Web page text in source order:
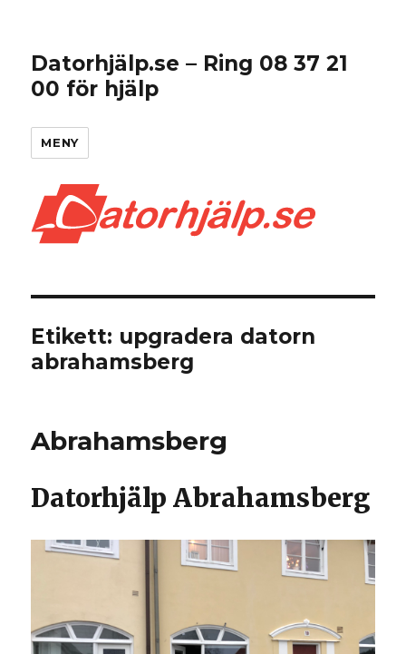
Datorhjälp.se – Ring 08 37 21
00 för hjälp
MENY
Etikett: upgradera datorn
abrahamsberg
Abrahamsberg
Datorhjälp Abrahamsberg